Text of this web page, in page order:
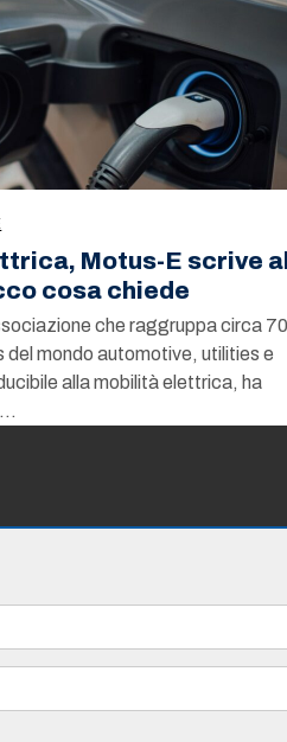
Motus-E scrive al
cosa chiede
che raggruppa circa 70
del mondo automotive, utilities e
alla mobilità elettrica, ha